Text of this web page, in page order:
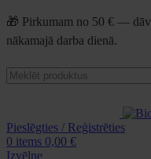
🎁 Pirkumam no 50 € —
nākamajā darba dienā.
Pieslēgties / Reģistrēties
0 items 0,00 €
Izvēlne